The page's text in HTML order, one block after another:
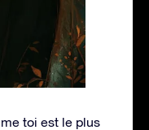
toi est le plus